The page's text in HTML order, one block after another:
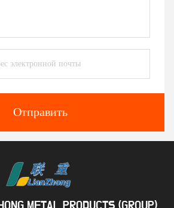
Отправить
METAL PRODUCTS (GROUP)